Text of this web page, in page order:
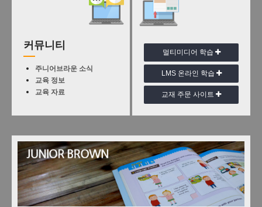
커뮤니티
주니어브라운 소식
교육 정보
교육 자료
멀티미디어 학습
LMS 온라인 학습
교재 주문 사이트